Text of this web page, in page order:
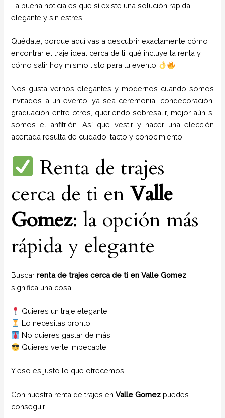
La buena noticia es que sí existe una solución rápida,
elegante y sin estrés.
Quédate, porque aquí vas a descubrir exactamente cómo
encontrar el traje ideal cerca de ti, qué incluye la renta y
cómo salir hoy mismo listo para tu evento
Nos gusta vernos elegantes y modernos cuando somos
invitados a un evento, ya sea ceremonia, condecoración,
graduación entre otros, queriendo sobresalir, mejor aún si
somos el anfitrión. Así que vestir y hacer una elección
acertada resulta de cuidado, tacto y conocimiento.
Renta de trajes
cerca de ti enValle
Gomez: la opción más
rápida y elegante
Buscarrenta de trajes cerca de ti en Valle Gomez
significa una cosa:
Quieres un traje elegante
Lo necesitas pronto
No quieres gastar de más
Quieres verte impecable
Y eso es justo lo que ofrecemos.
Con nuestra renta de trajes enValle Gomez puedes
conseguir: